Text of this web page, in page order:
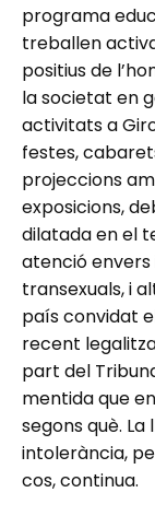
programa
treballen
positius de
la societat en
activitats a
festes,
projeccions
exposicions,
dilatada en el
atenció envers
transexuals, i
país convidat
recent
part del
mentida que
segons què.
intolerància,
cos, continua.